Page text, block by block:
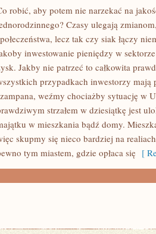
robić, aby potem nie narzekać na
Czasy ulegają
lecz tak czy siak łączy
inwestowanie pieniędzy w
Jakby nie patrzeć to całkowita
przypadkach inwestorzy mają
weźmy chociażby sytuację w
strzałem w dziesiątkę jest
w mieszkania bądź domy.
skupmy się nieco bardziej na
tym miastem, gdzie opłaca się [